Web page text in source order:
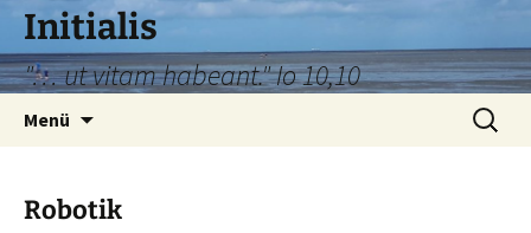
Zum
Inhalt
springen
Initialis
"… ut vitam habeant." Io 10,10
Menü
Suche
nach:
Robotik